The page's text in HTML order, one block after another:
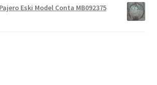
Eski Model Conta MB092375